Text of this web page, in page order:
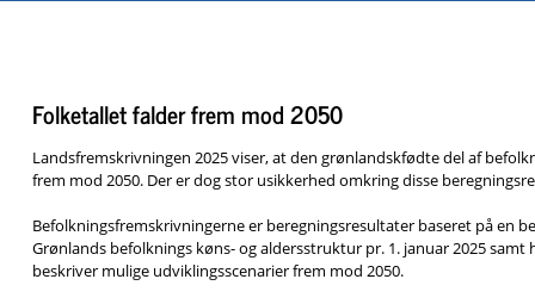
Folketallet falder frem mod 2050
Landsfremskrivningen 2025 viser, at den grønlandskfødte del af
frem mod 2050. Der er dog stor usikkerhed omkring disse
Befolkningsfremskrivningerne er beregningsresultater baseret på en
Grønlands befolknings køns- og aldersstruktur pr. 1. januar 2025
beskriver mulige udviklingsscenarier frem mod 2050.